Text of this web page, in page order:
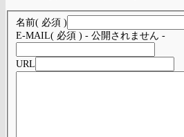
名前( 必須 )
E-MAIL( 必須 ) - 公開されません -
URL